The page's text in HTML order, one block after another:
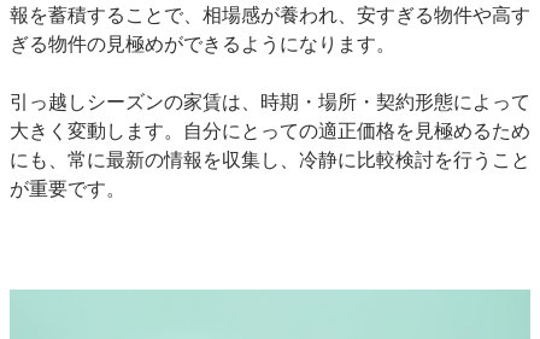
報を蓄積することで、相場感が養われ、安すぎる物件や高す
ぎる物件の見極めができるようになります。
引っ越しシーズンの家賃は、時期・場所・契約形態によって
大きく変動します。自分にとっての適正価格を見極めるため
にも、常に最新の情報を収集し、冷静に比較検討を行うこと
が重要です。